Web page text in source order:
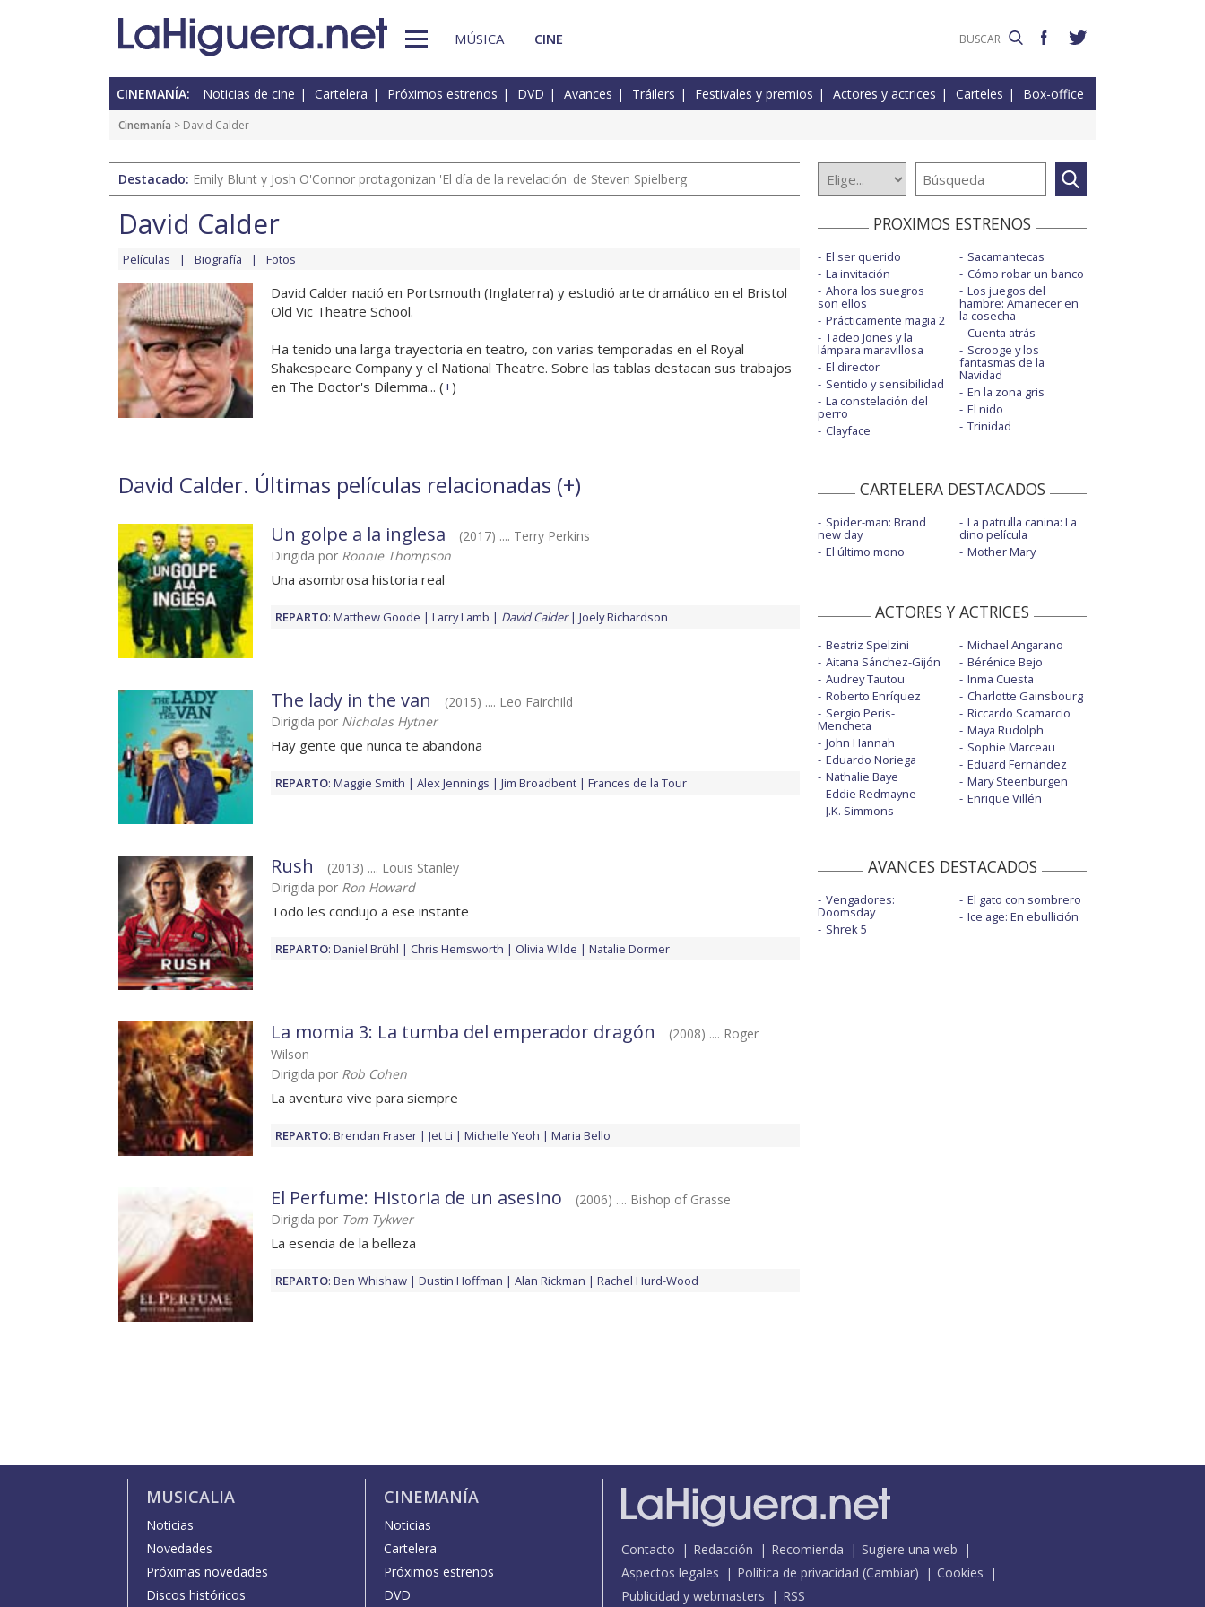
MÚSICA CINE
CINEMANÍA: Noticias de cine Cartelera Próximos estrenos DVD Avances Tráilers Festivales y premios Actores y actrices Carteles Box-office
Cinemanía > David Calder
Destacado: Emily Blunt y Josh O'Connor protagonizan 'El día de la revelación' de Steven Spielberg
David Calder
Películas Biografía Fotos
David Calder nació en Portsmouth (Inglaterra) y estudió arte dramático en el Bristol
Old Vic Theatre School.
Ha tenido una larga trayectoria en teatro, con varias temporadas en el Royal
Shakespeare Company y el National Theatre. Sobre las tablas destacan sus trabajos
en The Doctor's Dilemma... (+)
David Calder. Últimas películas relacionadas (+)
Un golpe a la inglesa
(2017) .... Terry Perkins
Dirigida por Ronnie Thompson
Una asombrosa historia real
REPARTO: Matthew Goode Larry Lamb David Calder Joely Richardson
The lady in the van
(2015) .... Leo Fairchild
Dirigida por Nicholas Hytner
Hay gente que nunca te abandona
REPARTO: Maggie Smith Alex Jennings Jim Broadbent Frances de la Tour
Rush
(2013) .... Louis Stanley
Dirigida por Ron Howard
Todo les condujo a ese instante
REPARTO: Daniel Brühl Chris Hemsworth Olivia Wilde Natalie Dormer
La momia 3: La tumba del emperador dragón
(2008) .... Roger
Wilson
Dirigida por Rob Cohen
La aventura vive para siempre
REPARTO: Brendan Fraser Jet Li Michelle Yeoh Maria Bello
El Perfume: Historia de un asesino
(2006) .... Bishop of Grasse
Dirigida por Tom Tykwer
La esencia de la belleza
REPARTO: Ben Whishaw Dustin Hoffman Alan Rickman Rachel Hurd-Wood
PROXIMOS ESTRENOS
El ser querido
La invitación
Ahora los suegros
son ellos
Prácticamente magia 2
Tadeo Jones y la
lámpara maravillosa
El director
Sentido y sensibilidad
La constelación del
perro
Clayface
Sacamantecas
Cómo robar un banco
Los juegos del
hambre: Amanecer en
la cosecha
Cuenta atrás
Scrooge y los
fantasmas de la
Navidad
En la zona gris
El nido
Trinidad
CARTELERA DESTACADOS
Spider-man: Brand
new day
El último mono
La patrulla canina: La
dino película
Mother Mary
ACTORES Y ACTRICES
Beatriz Spelzini
Aitana Sánchez-Gijón
Audrey Tautou
Roberto Enríquez
Sergio Peris-
Mencheta
John Hannah
Eduardo Noriega
Nathalie Baye
Eddie Redmayne
J.K. Simmons
Michael Angarano
Bérénice Bejo
Inma Cuesta
Charlotte Gainsbourg
Riccardo Scamarcio
Maya Rudolph
Sophie Marceau
Eduard Fernández
Mary Steenburgen
Enrique Villén
AVANCES DESTACADOS
Vengadores:
Doomsday
Shrek 5
El gato con sombrero
Ice age: En ebullición
MUSICALIA
Noticias
Novedades
Próximas novedades
Discos históricos
CINEMANÍA
Noticias
Cartelera
Próximos estrenos
DVD
Contacto Redacción Recomienda
Sugiere una web
Aspectos legales
Política de privacidad (Cambiar)
Cookies
Publicidad y webmasters
RSS